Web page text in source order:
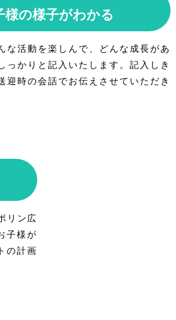
様の様子がわかる
な活動を楽しんで、どんな成長があ
っかりと記入いたします。記入しき
迎時の会話でお伝えさせていただき
リン広
子様が
の計画